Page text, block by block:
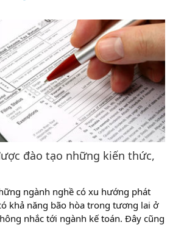
đào tạo những kiến thức,
ngành nghề có xu hướng phát
khả năng bão hòa trong tương lai ở
nhắc tới ngành kế toán. Đây cũng